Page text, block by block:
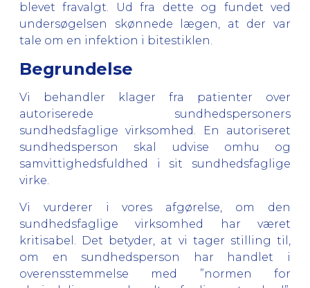
blevet fravalgt. Ud fra dette og fundet ved
undersøgelsen skønnede lægen, at der var
tale om en infektion i bitestiklen.
Begrundelse
Vi behandler klager fra patienter over
autoriserede sundhedspersoners
sundhedsfaglige virksomhed. En autoriseret
sundhedsperson skal udvise omhu og
samvittighedsfuldhed i sit sundhedsfaglige
virke.
Vi vurderer i vores afgørelse, om den
sundhedsfaglige virksomhed har været
kritisabel. Det betyder, at vi tager stilling til,
om en sundhedsperson har handlet i
overensstemmelse med ”normen for